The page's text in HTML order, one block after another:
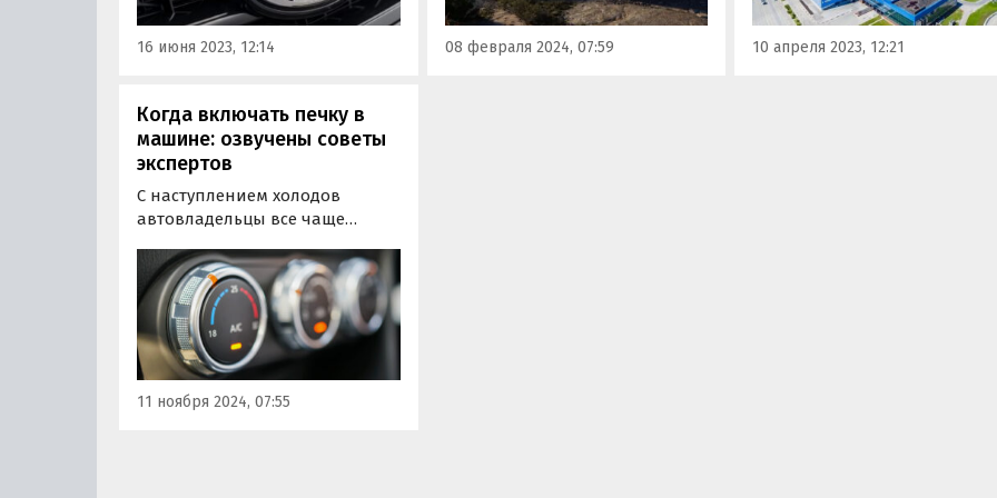
16 июня 2023, 12:14 08 февраля 2024, 07:59
«АвтоВАЗу» гранта на
реализацию проекта
внедрения…
10 апреля 2023, 12:21
Когда включать печку в
машине: озвучены советы
экспертов
С наступлением холодов
автовладельцы все чаще
включать обогрев салона —
сразу после запуска двигателя
или позже? Эксперты «За
рулем» рекомендуют включать
печку не сразу, а после
достижения двигателем
температуры около 40-50…
11 ноября 2024, 07:55